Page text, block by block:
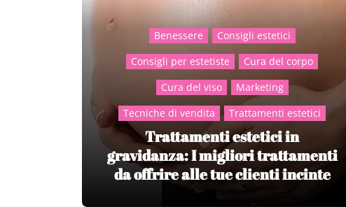
Benessere
Consigli estetici
Consigli per estetiste
Cura del corpo
Cura del viso
Marketing
Tecniche di vendita
Trattamenti estetici
Trattamenti estetici in
gravidanza: I migliori trattamenti
da offrire alle tue clienti incinte